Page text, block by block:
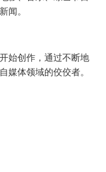
闻。
始创作，通过不断地
媒体领域的佼佼者。